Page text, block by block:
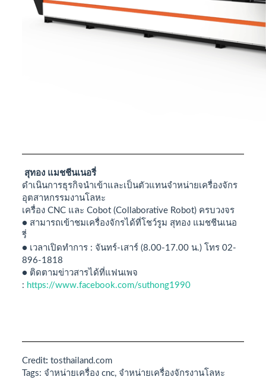
สุทอง แมชชีนเนอรี่
ดำเนินการธุรกิจนำเข้าและเป็นตัวแทนจำหน่ายเครื่องจักร
อุตสาหกรรมงานโลหะ
เครื่อง CNC และ Cobot (Collaborative Robot) ครบวงจร
● สามารถเข้าชมเครื่องจักรได้ที่โชว์รูม สุทอง แมชชีนเนอ
รี่
● เวลาเปิดทำการ : จันทร์-เสาร์ (8.00-17.00 น.) โทร 02-
896-1818
● ติดตามข่าวสารได้ที่แฟนเพจ
: https://www.facebook.com/suthong1990
Credit: tosthailand.com
Tags: จำหน่ายเครื่อง cnc, จำหน่ายเครื่องจักรงานโลหะ